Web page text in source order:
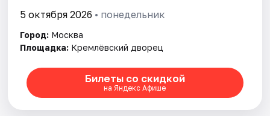
Рейтинги
5 октября 2026 • понедельник
Город: Москва
Площадка: Кремлёвский дворец
Билеты со скидкой
на Яндекс Афише